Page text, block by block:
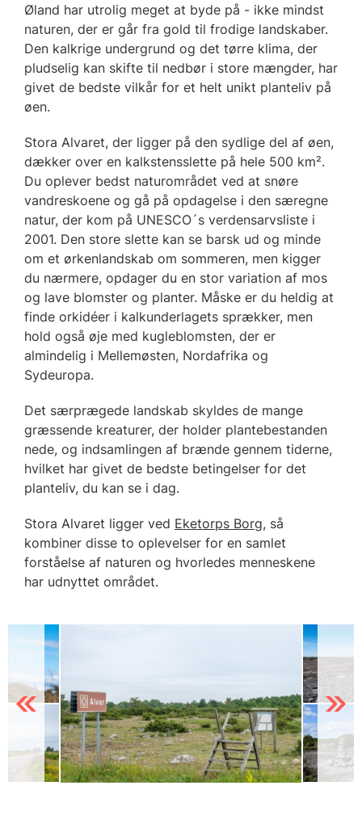
Øland har utrolig meget at byde på - ikke mindst
naturen, der er går fra gold til frodige landskaber.
Den kalkrige undergrund og det tørre klima, der
pludselig kan skifte til nedbør i store mængder, har
givet de bedste vilkår for et helt unikt planteliv på
øen.
Stora Alvaret, der ligger på den sydlige del af øen,
dækker over en kalkstensslette på hele 500 km².
Du oplever bedst naturområdet ved at snøre
vandreskoene og gå på opdagelse i den særegne
natur, der kom på UNESCO´s verdensarvsliste i
2001. Den store slette kan se barsk ud og minde
om et ørkenlandskab om sommeren, men kigger
du nærmere, opdager du en stor variation af mos
og lave blomster og planter. Måske er du heldig at
finde orkidéer i kalkunderlagets sprækker, men
hold også øje med kugleblomsten, der er
almindelig i Mellemøsten, Nordafrika og
Sydeuropa.
Det særprægede landskab skyldes de mange
græssende kreaturer, der holder plantebestanden
nede, og indsamlingen af brænde gennem tiderne,
hvilket har givet de bedste betingelser for det
planteliv, du kan se i dag.
Stora Alvaret ligger ved Eketorps Borg, så
kombiner disse to oplevelser for en samlet
forståelse af naturen og hvorledes menneskene
har udnyttet området.
Previous Next